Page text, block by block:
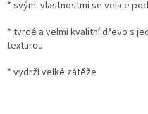
* svými vlastnostmi se velice
* tvrdé a velmi kvalitní dřevo s
texturou
* vydrží velké zátěže